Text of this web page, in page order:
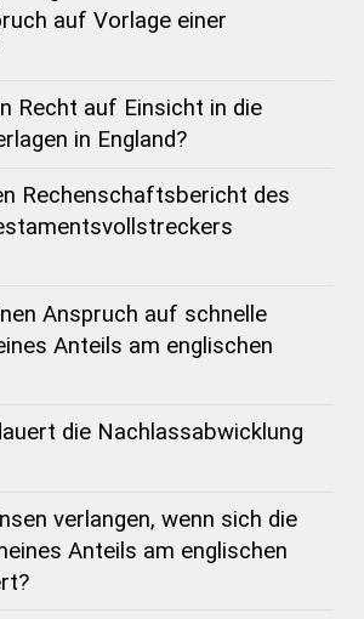
auf Vorlage einer
Recht auf Einsicht in die
in England?
Rechenschaftsbericht des
Anspruch auf schnelle
Anteils am englischen
die Nachlassabwicklung
verlangen, wenn sich die
Anteils am englischen